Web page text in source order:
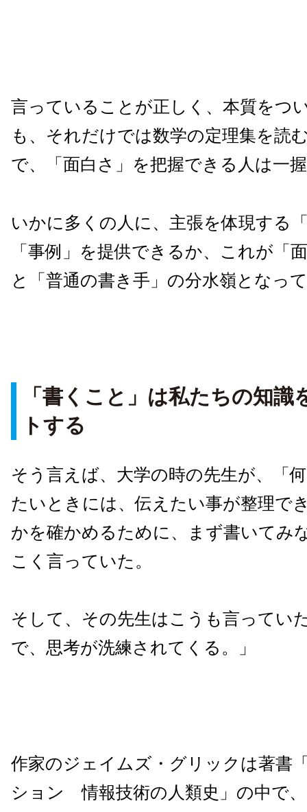
言っていることが正しく、本質をつ
も、それだけでは数学の定理集を読
で、「面白さ」を把握できる人は一
いかに多くの人に、主張を体現する
「事例」を提供できるか、これが「
と「普通の書き手」の分水嶺となっ
「書くこと」は私たちの知識
トする
そう言えば、大学の時の先生が、「
たいときには、伝えたい事が整理で
かを確かめるために、まず書いてみ
こく言っていた。
そして、その先生はこうも言ってい
で、思考が洗練されてくる。」
作家のジェイムズ・グリックは著書
ション 情報技術の人類史」の中で